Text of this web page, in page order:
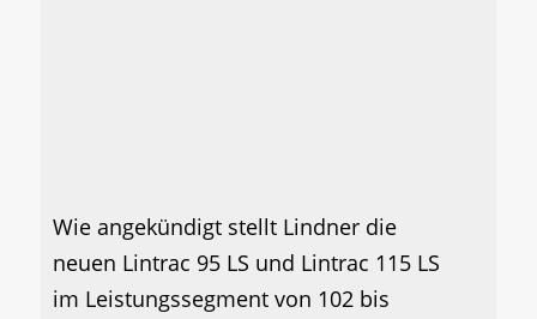
Wie angekündigt stellt Lindner die
neuen Lintrac 95 LS und Lintrac 115 LS
im Leistungssegment von 102 bis